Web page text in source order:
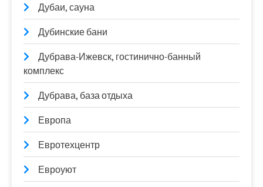
Дубаи, сауна
Дубинские бани
Дубрава-Ижевск, гостинично-банный
комплекс
Дубрава, база отдыха
Европа
Евротехцентр
Евроуют